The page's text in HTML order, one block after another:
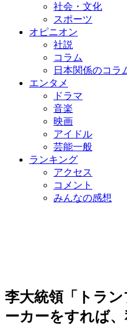
社会・文化
スポーツ
オピニオン
社説
コラム
日本関係のコラ
エンタメ
ドラマ
音楽
映画
アイドル
芸能一般
ランキング
アクセス
コメント
みんなの感想
李大統領「トラ
ーカーをすれば